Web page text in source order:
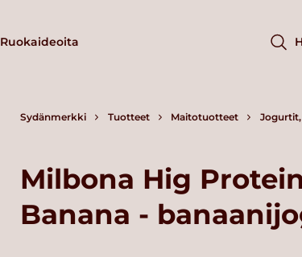
Ruokaideoita
Sydänmerkki Tuotteet Maitotuotteet
Milbona Hig
Banana -